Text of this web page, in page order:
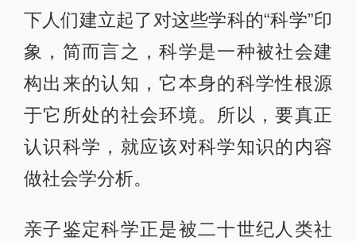
下人们建立起了对这些学科的“科学”印
象，简而言之，科学是一种被社会建
构出来的认知，它本身的科学性根源
于它所处的社会环境。所以，要真正
认识科学，就应该对科学知识的内容
做社会学分析。
亲子鉴定科学正是被二十世纪人类社